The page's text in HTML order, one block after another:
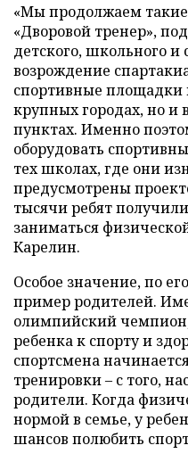
«Мы продолжаем
«Дворовой тренер»,
детского, школьного и
возрождение
спортивные площадки
крупных городах, но и
пунктах. Именно
оборудовать
тех школах, где они
предусмотрены
тысячи ребят
заниматься
Карелин.
Особое значение, по
пример родителей.
олимпийский
ребенка к спорту и
спортсмена
тренировки – с того,
родители. Когда
нормой в семье, у
шансов полюбить